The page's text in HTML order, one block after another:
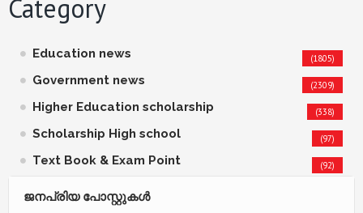
Category
Education news (1805)
Government news (2309)
Higher Education scholarship (338)
Scholarship High school (97)
Text Book & Exam Point (92)
ജനപ്രിയ പോസ്റ്റുകള്‍‌